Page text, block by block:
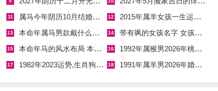
在情感范围凭借火象星座的热情。属马者在这一年极可能投入一
段高浓度的关系，但也正因为自刑的作用，他们会不自觉地用
11 属马今年阴历10月结婚好吗 属马还有几年本命年结婚呢好吗 12 2015年属羊女孩一生运势 2015年属羊女2026年健康运好吗
13 本命年属马男款戴什么财神 本命年属马男士戴什么好一点 14 带有飒的女孩名字 女孩取名字带飒字有什么名字好听
15 本命年马的风水布局 本命年马的佛像怎么摆放 16 1992年属猴男2026年桃花运 1992年属猴男2026年感情运如何
17 1982年2023运势,生肖狗1982年2023运势 18 1991年属羊男2026年婚姻运势 1991年属羊男2026年感情运如何